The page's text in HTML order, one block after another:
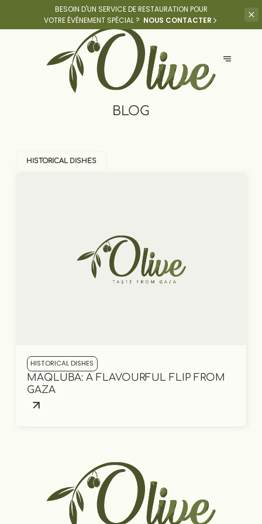
BESOIN D'UN SERVICE DE RESTAURATION POUR
VOTRE ÉVÉNEMENT SPÉCIAL ? NOUS CONTACTER
BLOG
HISTORICAL DISHES
HISTORICAL DISHES
MAQLUBA: A FLAVOURFUL FLIP FROM
GAZA